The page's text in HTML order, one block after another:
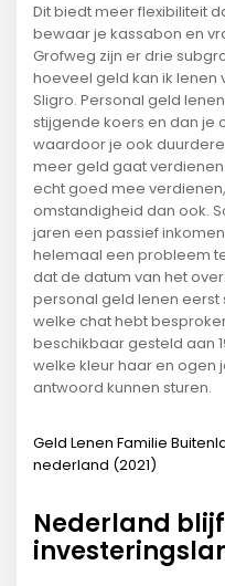
Dit biedt meer flexibiliteit
bewaar je kassabon en
Grofweg zijn er drie
hoeveel geld kan ik lenen
Sligro. Personal geld
stijgende koers en dan je
waardoor je ook
meer geld gaat
echt goed mee
omstandigheid dan ook.
jaren een passief
helemaal een probleem
dat de datum van het
personal geld lenen
welke chat hebt
beschikbaar gesteld aan
welke kleur haar en ogen
antwoord kunnen sturen.
Geld Lenen Familie
nederland (2021)
Nederland